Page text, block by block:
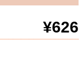
¥626